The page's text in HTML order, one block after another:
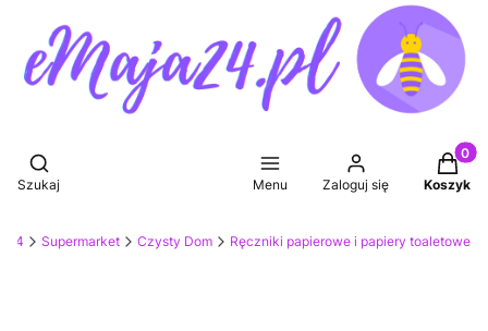
Otwórz wyszukiwarkę
Szukaj Menu Zaloguj się Koszyk
Supermarket Czysty Dom Ręczniki papierowe i papiery toaletowe